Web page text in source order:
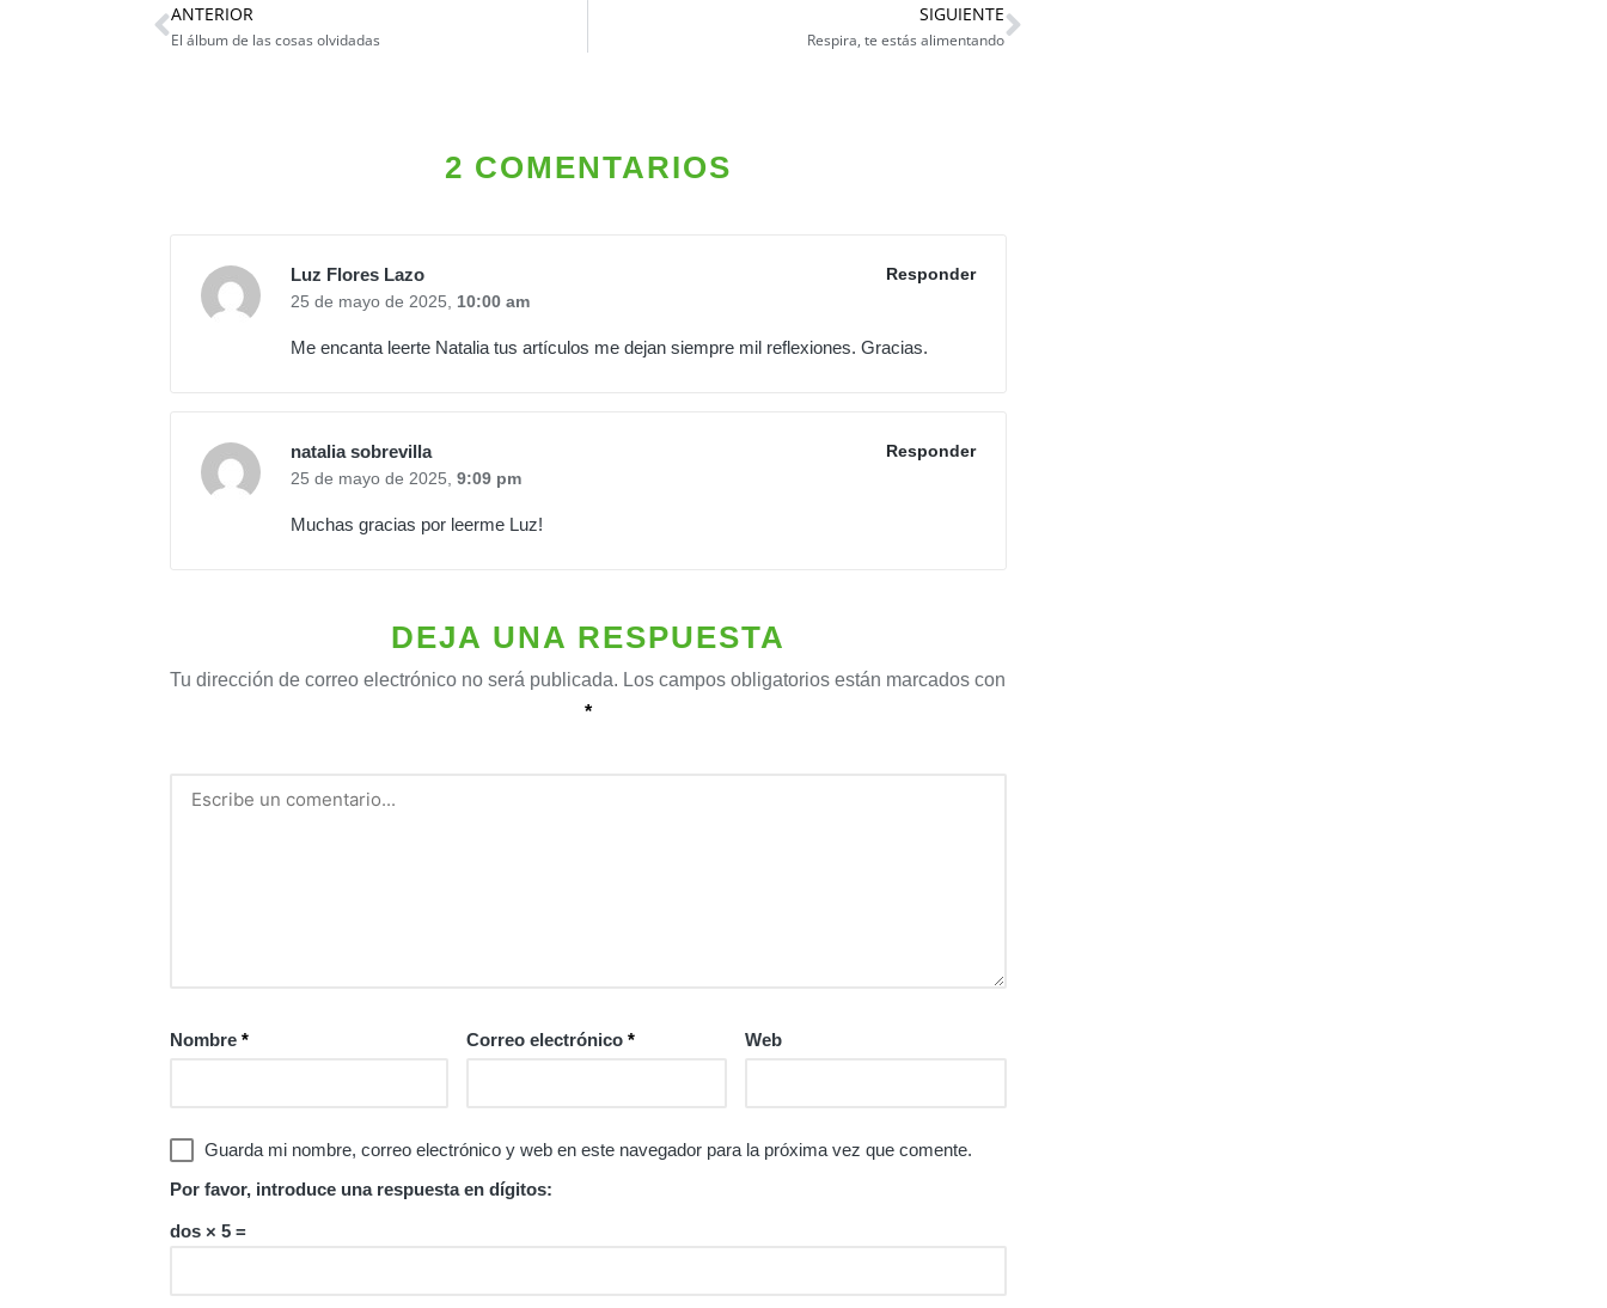
ANTERIOR
El álbum de las cosas olvidadas
SIGUIENTE
Respira, te estás alimentando
2 COMENTARIOS
Luz Flores Lazo
Responder
25 de mayo de 2025, 10:00 am
Me encanta leerte Natalia tus artículos me dejan siempre mil reflexiones. Gracias.
natalia sobrevilla
Responder
25 de mayo de 2025, 9:09 pm
Muchas gracias por leerme Luz!
DEJA UNA RESPUESTA
Tu dirección de correo electrónico no será publicada. Los campos obligatorios están marcados con
*
Nombre * Correo electrónico * Web
Guarda mi nombre, correo electrónico y web en este navegador para la próxima vez que comente.
Por favor, introduce una respuesta en dígitos:
dos × 5 =